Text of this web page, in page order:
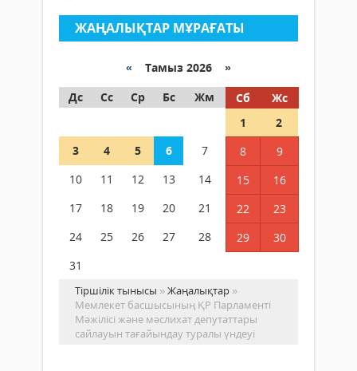
ЖАҢАЛЫҚТАР МҰРАҒАТЫ
« Тамыз 2026 »
Дс
Сс Ср Бс Жм Сб
Жс
1
2
3
4 5 6 7 8
9
10
11 12 13 14 15
16
17
18 19 20 21 22
23
24
25 26 27 28 29
30
31
Тіршілік тынысы »Жаңалықтар »
Мемлекет басшысының ҚР Парламенті
Мәжілісі және мәслихат депутаттары
сайлауын тағайындау туралы үндеуі